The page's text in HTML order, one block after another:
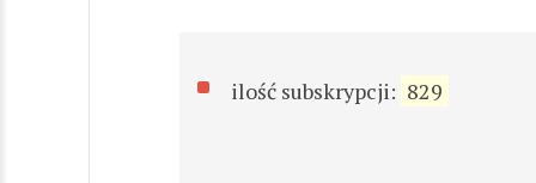
ilość subskrypcji: 829